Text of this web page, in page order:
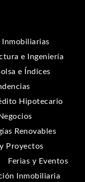
Inmobiliarias
e Ingeniería
e Índices
Hipotecario
Renovables
Proyectos
Ferias y Eventos
Inmobiliaria